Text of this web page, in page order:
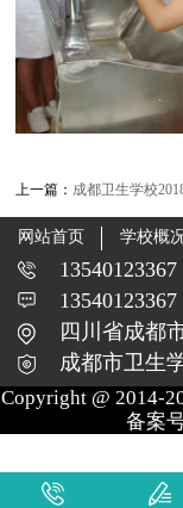
上一篇： 成都卫生学校
网站首页 学校概
13540123367
13540123367
四川省成都市
成都市卫生
Copyright @ 2014-
备案